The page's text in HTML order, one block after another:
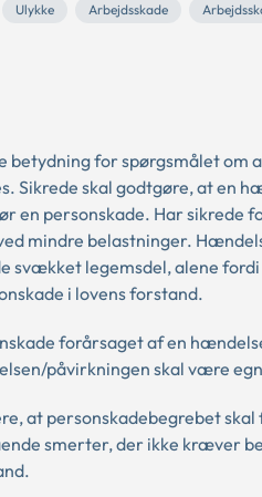
Ulykke Arbejdsskade
betydning for spørgsmålet
Sikrede skal godtgøre, at
en personskade. Har
mindre belastninger.
legemsdel, alene
i lovens forstand.
forårsaget af en
påvirkningen skal være
at personskadebegrebet
smerter, der ikke kræver